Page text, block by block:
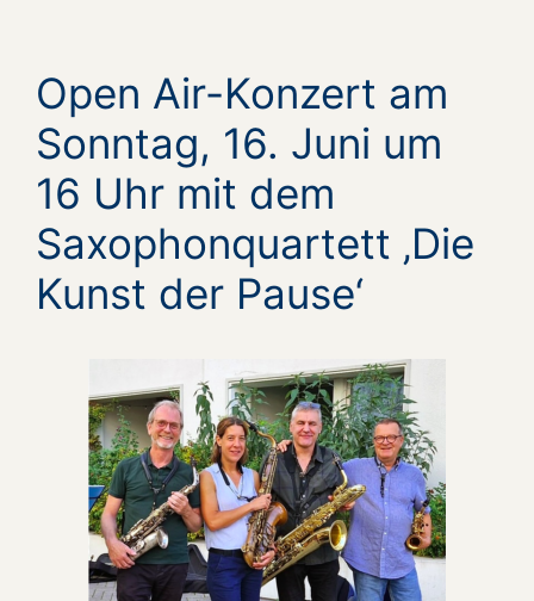
Open Air-Konzert am
Sonntag, 16. Juni um
16 Uhr mit dem
Saxophonquartett ‚Die
Kunst der Pause‘